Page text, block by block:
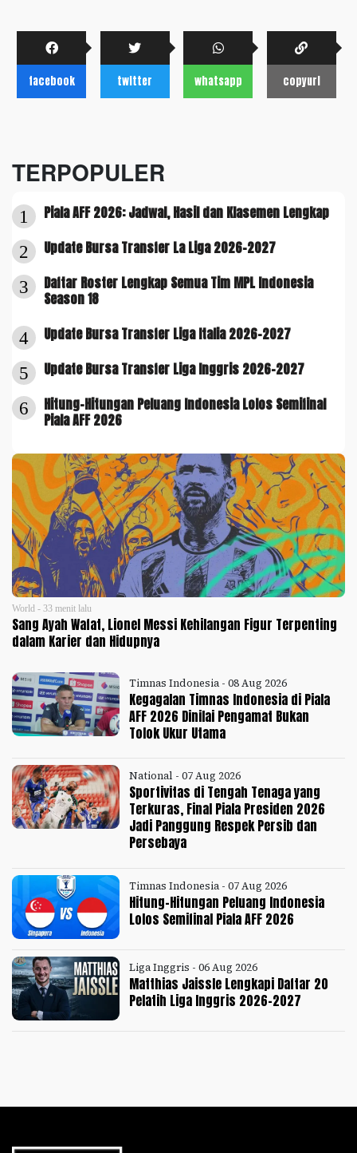
facebook twitter whatsapp copyurl
TERPOPULER
1 Piala AFF 2026: Jadwal, Hasil dan Klasemen Lengkap
2 Update Bursa Transfer La Liga 2026-2027
3
Daftar Roster Lengkap Semua Tim MPL Indonesia
Season 18
4 Update Bursa Transfer Liga Italia 2026-2027
5 Update Bursa Transfer Liga Inggris 2026-2027
6
Hitung-Hitungan Peluang Indonesia Lolos Semifinal
Piala AFF 2026
World - 33 menit lalu
Sang Ayah Wafat, Lionel Messi Kehilangan Figur Terpenting
dalam Karier dan Hidupnya
Timnas Indonesia - 08 Aug 2026
Kegagalan Timnas Indonesia di Piala
AFF 2026 Dinilai Pengamat Bukan
Tolok Ukur Utama
National - 07 Aug 2026
Sportivitas di Tengah Tenaga yang
Terkuras, Final Piala Presiden 2026
Jadi Panggung Respek Persib dan
Persebaya
Timnas Indonesia - 07 Aug 2026
Hitung-Hitungan Peluang Indonesia
Lolos Semifinal Piala AFF 2026
Liga Inggris - 06 Aug 2026
Matthias Jaissle Lengkapi Daftar 20
Pelatih Liga Inggris 2026-2027